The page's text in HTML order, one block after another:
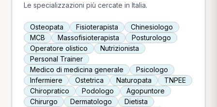
Le specializzazioni più cercate in Italia.
Osteopata Fisioterapista
Chinesiologo
MCB
Massofisioterapista
Posturologo
Operatore olistico
Nutrizionista
Personal Trainer
Medico di medicina generale
Psicologo
Infermiere
Ostetrica Naturopata
TNPEE
Chiropratico
Podologo
Agopuntore
Chirurgo
Dermatologo
Dietista